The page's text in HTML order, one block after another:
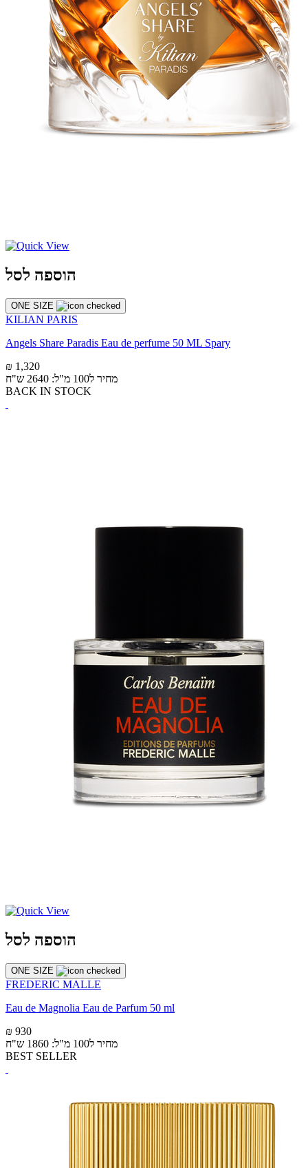
הוספה לסל
ONE SIZE
KILIAN PARIS
Angels Share Paradis Eau de perfume 50 ML Spary
₪ 1,320
מחיר ל100 מ"ל: 2640 ש"ח
BACK IN STOCK
הוספה לסל
ONE SIZE
FREDERIC MALLE
Eau de Magnolia Eau de Parfum 50 ml
₪ 930
מחיר ל100 מ"ל: 1860 ש"ח
BEST SELLER